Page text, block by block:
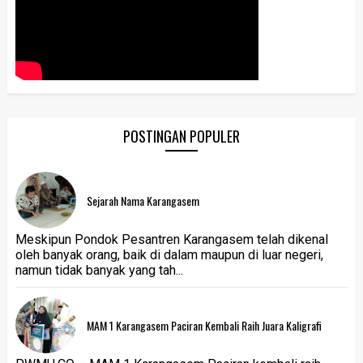
POSTINGAN POPULER
Sejarah Nama Karangasem
Meskipun Pondok Pesantren Karangasem telah dikenal
oleh banyak orang, baik di dalam maupun di luar negeri,
namun tidak banyak yang tah...
MAM 1 Karangasem Paciran Kembali Raih Juara Kaligrafi